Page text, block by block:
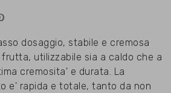
dosaggio, stabile e cremosa
utilizzabile sia a caldo che a
cremosita' e durata. La
e' rapida e totale, tanto da non